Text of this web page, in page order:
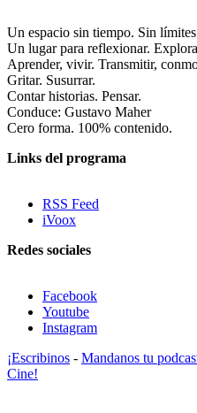
Un espacio sin tiempo. Sin
Un lugar para reflexionar.
Aprender, vivir. Transmitir,
Gritar. Susurrar.
Contar historias. Pensar.
Conduce: Gustavo Maher
Cero forma. 100% contenido.
Links del programa
RSS Feed
iVoox
Redes sociales
Facebook
Youtube
Instagram
¡Escribinos - Mandanos tu
Cine!